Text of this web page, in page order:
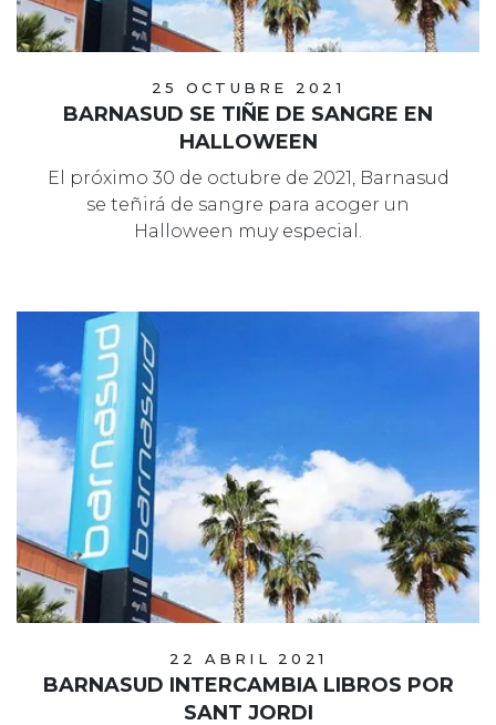
25 OCTUBRE 2021
BARNASUD SE TIÑE DE SANGRE EN
HALLOWEEN
El próximo 30 de octubre de 2021, Barnasud
se teñirá de sangre para acoger un
Halloween muy especial.
22 ABRIL 2021
BARNASUD INTERCAMBIA LIBROS POR
SANT JORDI